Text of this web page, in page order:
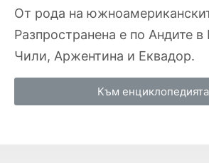
От рода на
Разпространена е по Андите
Чили, Аржентина и Еквадор.
Към енциклопедията